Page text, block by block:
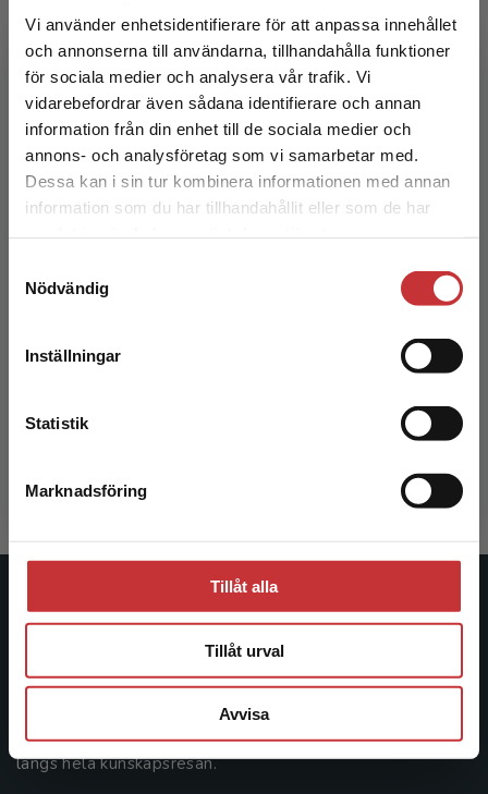
Vi använder enhetsidentifierare för att anpassa innehållet
och annonserna till användarna, tillhandahålla funktioner
för sociala medier och analysera vår trafik. Vi
vidarebefordrar även sådana identifierare och annan
information från din enhet till de sociala medier och
annons- och analysföretag som vi samarbetar med.
Dessa kan i sin tur kombinera informationen med annan
information som du har tillhandahållit eller som de har
Nödvändig
Inställningar
Statistik
Marknadsföring
Tillåt alla
Tillåt urval
Avvisa
Begränsad fraktregion
Det verkar som att du besöker
studentlitteratur.se via en enhet utanför Sverige.
Vi erbjuder inte leveranser utanför Sverige. För
att kunna slutföra ett köp måste
Skolnära forskningsmetoder
Anderberg, Elsie (red.)
225 krinkl. moms
Exkl. moms: 212 kr
Introduktion till pedagogik
Studentlitteratur
Studentlitteratur grundades 1963 och är idag Sveriges
ledande utbildningsförlag. Med läromedel, kurslitteratur,
facklitteratur, utbildningar och digitala
informationstjänster i utbudet, finns Studentlitteratur med
längs hela kunskapsresan.